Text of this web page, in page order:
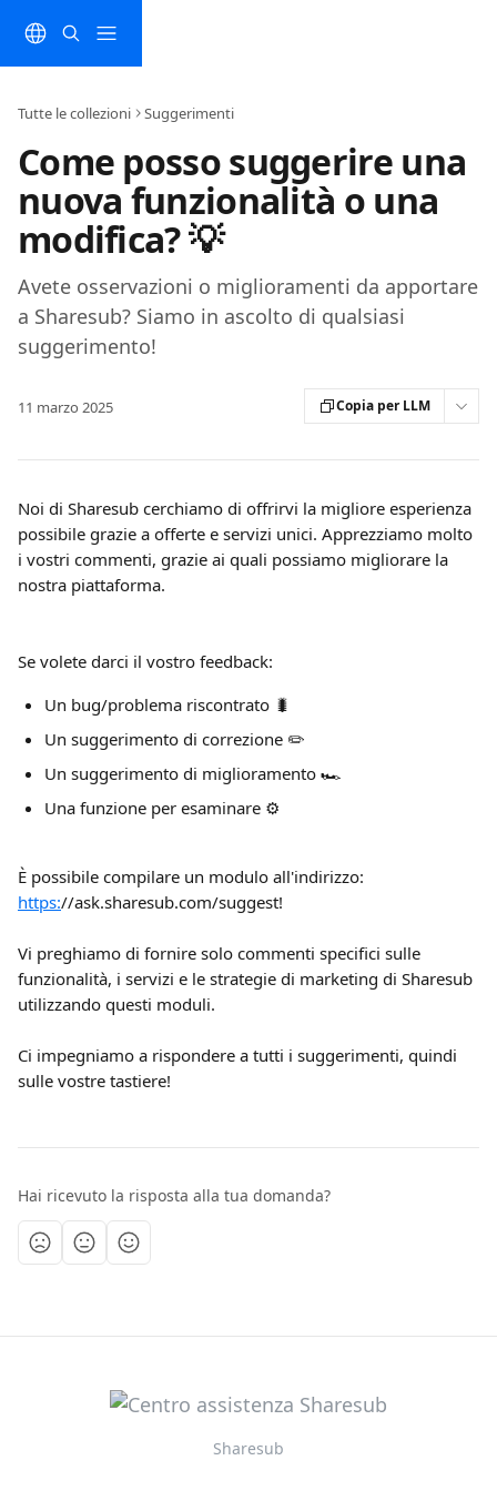
Tutte le collezioni Suggerimenti
Come posso suggerire una
nuova funzionalità o una
modifica? 💡
Avete osservazioni o miglioramenti da apportare
a Sharesub? Siamo in ascolto di qualsiasi
suggerimento!
11 marzo 2025 Copia per LLM
Noi di Sharesub cerchiamo di offrirvi la migliore esperienza
possibile grazie a offerte e servizi unici. Apprezziamo molto
i vostri commenti, grazie ai quali possiamo migliorare la
nostra piattaforma.
Se volete darci il vostro feedback:
Un bug/problema riscontrato 🐛
Un suggerimento di correzione ✏️
Un suggerimento di miglioramento 🏎️
Una funzione per esaminare ⚙️
È possibile compilare un modulo all'indirizzo:
https://ask.sharesub.com/suggest!
Vi preghiamo di fornire solo commenti specifici sulle
funzionalità, i servizi e le strategie di marketing di Sharesub
utilizzando questi moduli.
Ci impegniamo a rispondere a tutti i suggerimenti, quindi
sulle vostre tastiere!
Hai ricevuto la risposta alla tua domanda?
Sharesub